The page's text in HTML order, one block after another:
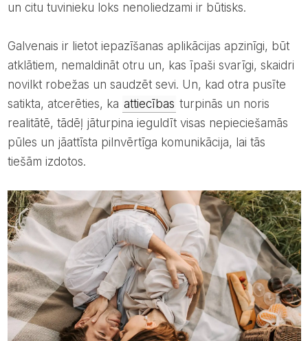
un citu tuvinieku loks nenoliedzami ir būtisks.
Galvenais ir lietot iepazīšanas aplikācijas apzinīgi, būt
atklātiem, nemaldināt otru un, kas īpaši svarīgi, skaidri
novilkt robežas un saudzēt sevi. Un, kad otra pusīte
satikta, atcerēties, ka attiecības turpinās un noris
realitātē, tādēļ jāturpina ieguldīt visas nepieciešamās
pūles un jāattīsta pilnvērtīga komunikācija, lai tās
tiešām izdotos.